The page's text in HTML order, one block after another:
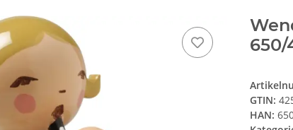
650/
GTIN:
HAN: